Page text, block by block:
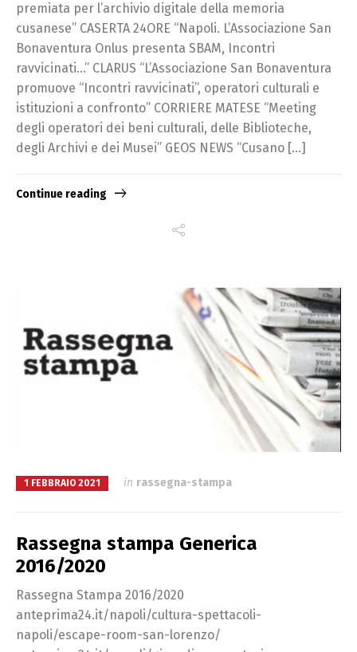
premiata per l’archivio digitale della memoria
cusanese” CASERTA 24ORE “Napoli. L’Associazione San
Bonaventura Onlus presenta SBAM, Incontri
ravvicinati…” CLARUS “L’Associazione San Bonaventura
promuove “Incontri ravvicinati”, operatori culturali e
istituzioni a confronto” CORRIERE MATESE “Meeting
degli operatori dei beni culturali, delle Biblioteche,
degli Archivi e dei Musei” GEOS NEWS “Cusano […]
Continue reading
1 FEBBRAIO 2021 in rassegna-stampa
Rassegna stampa Generica
2016/2020
Rassegna Stampa 2016/2020
anteprima24.it/napoli/cultura-spettacoli-
napoli/escape-room-san-lorenzo/